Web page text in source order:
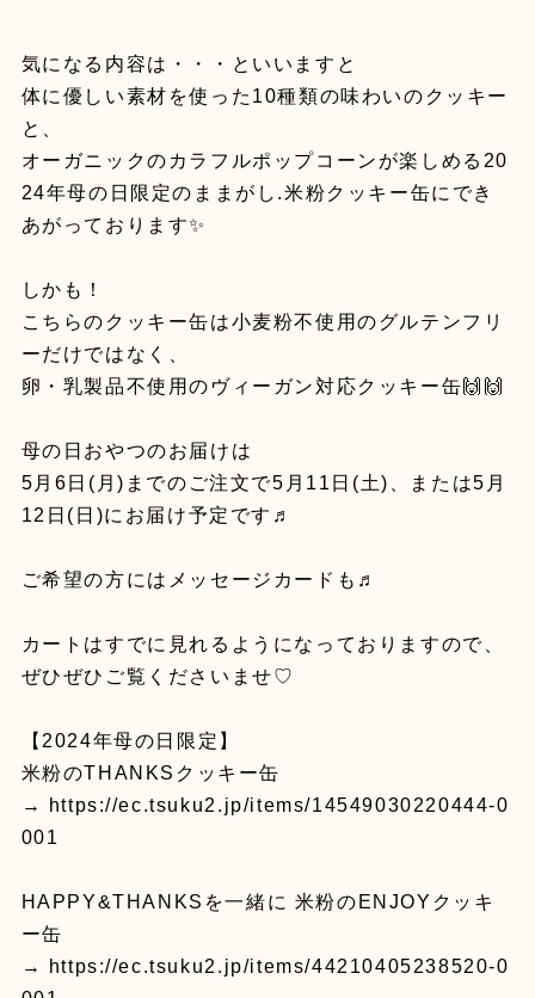
気になる内容は・・・といいますと
体に優しい素材を使った10種類の味わいのクッキー
と、
オーガニックのカラフルポップコーンが楽しめる20
24年母の日限定のままがし.米粉クッキー缶にでき
あがっております✨
しかも！
こちらのクッキー缶は小麦粉不使用のグルテンフリ
ーだけではなく、
卵・乳製品不使用のヴィーガン対応クッキー缶🙌🙌
母の日おやつのお届けは
5月6日(月)までのご注文で5月11日(土)、または5月
12日(日)にお届け予定です♬
ご希望の方にはメッセージカードも♬
カートはすでに見れるようになっておりますので、
ぜひぜひご覧くださいませ♡
【2024年母の日限定】
米粉のTHANKSクッキー缶
→ https://ec.tsuku2.jp/items/14549030220444-0
001
HAPPY&THANKSを一緒に 米粉のENJOYクッキ
ー缶
→ https://ec.tsuku2.jp/items/44210405238520-0